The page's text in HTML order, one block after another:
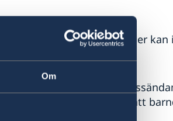
Om
ambassaden (privatpersoner kan
får endast ske för
tid, ca tre månader, efter att